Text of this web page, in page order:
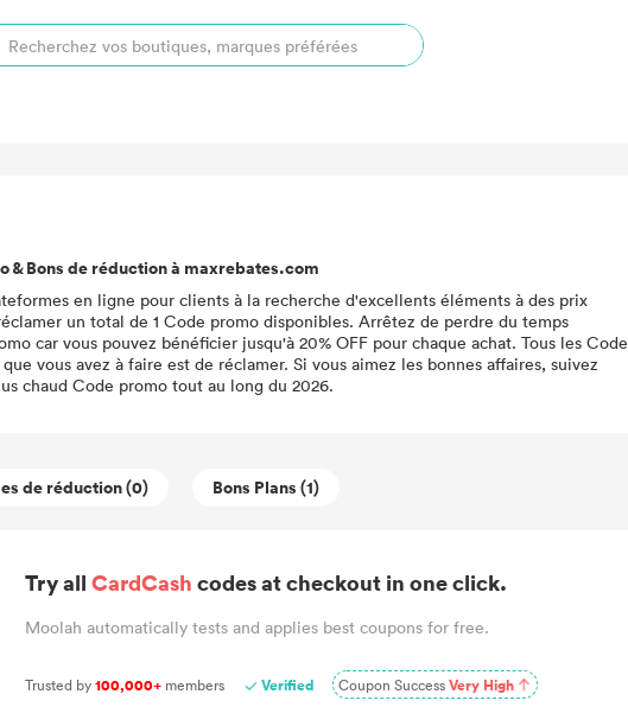
& Bons de réduction à maxrebates.com
en ligne pour clients à la recherche d'excellents éléments à des prix
un total de 1 Code promo disponibles. Arrêtez de perdre du temps
car vous pouvez bénéficier jusqu'à 20% OFF pour chaque achat. Tous les Code
vous avez à faire est de réclamer. Si vous aimez les bonnes affaires, suivez
chaud Code promo tout au long du 2026.
de réduction (0) Bons Plans (1)
Try all CardCash codes at checkout in one click.
Moolah automatically tests and applies best coupons for free.
Trusted by100,000+ members Verified Coupon SuccessVery High